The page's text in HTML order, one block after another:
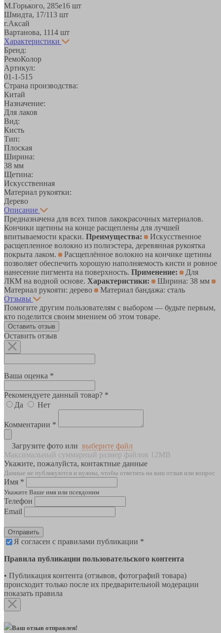
М.Горького, 285е16 шт
Шмидта, 17/113 шт
г.Аксай
Вартанова, 1114 шт
Характеристики
Бренд:
РемоКолор
Артикул:
01-1-515
Страна производства:
Китай
Назначение:
Для лаков
Вид:
Кисть
Тип:
Плоская
Ширина:
38 мм
Щетина:
Искусственная
Материал рукоятки:
Дерево
Описание
Предназначена для всех типов лакокрасочных материалов.
Кончики щетины на конце расщеплены для лучшей
впитываемости краски. Преимущества:
Искусственное
расщепленное волокно из полиэстера, деревянная рукоятка
покрыта лаком.
Расщеплённое волокно на кончике щетины
позволяет обеспечить хорошую наполняемость кисти и ровное
нанесение пигмента на поверхность. Применение:
Для
ЛКМ на водной основе. Характеристики:
Ширина: 38 мм
Материал рукояти: дерево
Материал бандажа: сталь
Отзывы
Помогите другим пользователям с выбором — будьте первым,
кто поделится своим мнением об этом товаре.
Оставить отзыв
Оставить отзыв
Ваша оценка *
Рекомендуете данный товар? *
Да
Нет
Комментарии *
Загрузите фото или выберите файл
Максимальный суммарный размер файлов 12MB
Укажите, пожалуйста, контактные данные
Данные не публикуются и нужны, чтобы ответить на ваш отзыв или вопрос
Имя *
Укажите Ваше имя или псевдоним
Телефон
Email
Отправить
Я согласен с правилами публикации *
Правила публикации пользовательского контента
• Публикация контента (отзывов, фотографий товара)
происходит только после их предварительной модерации
показать правила
Ваш отзыв отправлен!